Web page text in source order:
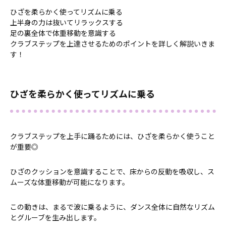
ひざを柔らかく使ってリズムに乗る
上半身の力は抜いてリラックスする
足の裏全体で体重移動を意識する
クラブステップを上達させるためのポイントを詳しく解説いきま
す！
ひざを柔らかく使ってリズムに乗る
クラブステップを上手に踊るためには、ひざを柔らかく使うこと
が重要◎
ひざのクッションを意識することで、床からの反動を吸収し、ス
ムーズな体重移動が可能になります。
この動きは、まるで波に乗るように、ダンス全体に自然なリズム
とグルーブを生み出します。